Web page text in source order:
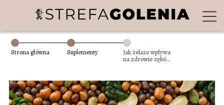
Strona główna Suplementy
Jak żelazo wpływa
na zdrowie zębów
ustnej